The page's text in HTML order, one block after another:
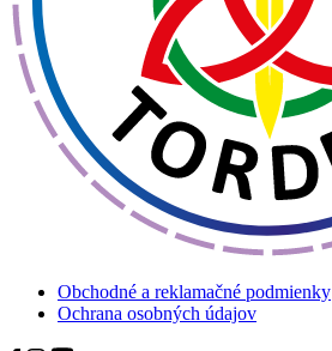
Obchodné a reklamačné podmienky
Ochrana osobných údajov